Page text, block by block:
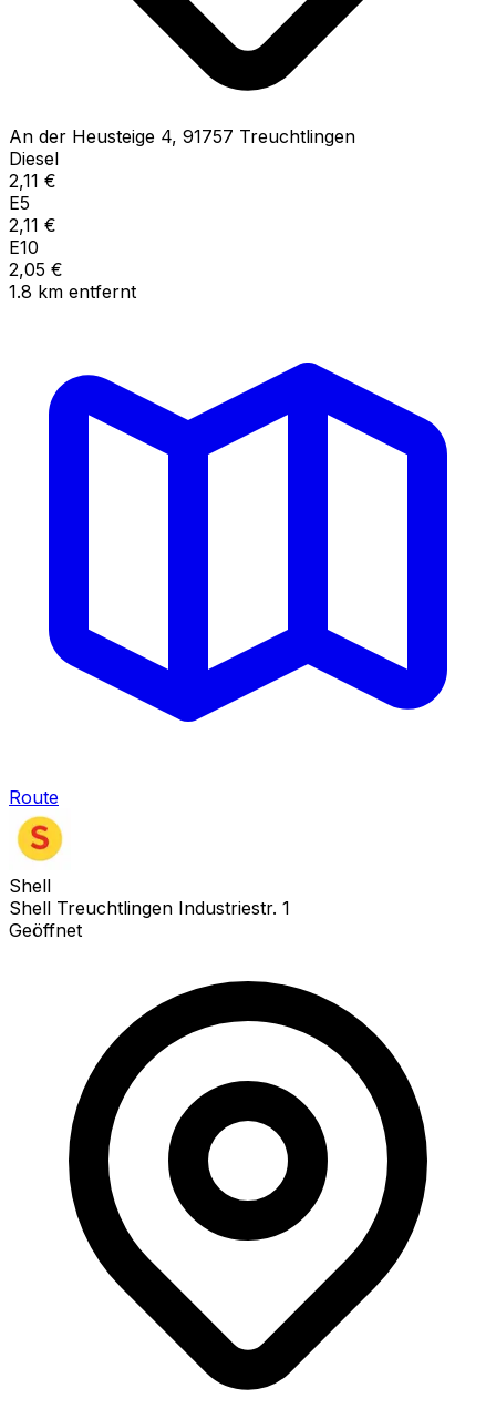
An der Heusteige 4, 91757 Treuchtlingen
Diesel
2,11 €
E5
2,11 €
E10
2,05 €
1.8 km entfernt
Route
Shell
Shell Treuchtlingen Industriestr. 1
Geöffnet